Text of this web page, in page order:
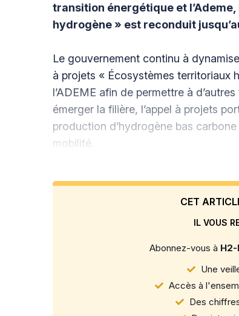
transition énergétique et l’Ademe,
hydrogène » est reconduit
Le gouvernement continu à
à projets « Écosystèmes territoriaux
l’ADEME afin de permettre à
émerger la filière, l’appel à projets
production d’hydrogène bas
mobilité.
CET
IL VOUS
Abonnez-vous à
Une
Accès à
Des